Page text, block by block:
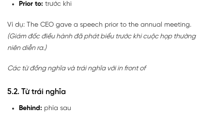
Prior to: trước khi
Ví dụ: The CEO gave a speech prior to the annual meeting.
(Giám đốc điều hành đã phát biểu trước khi cuộc họp thường
niên diễn ra.)
Các từ đồng nghĩa và trái nghĩa với in front of
5.2. Từ trái nghĩa
Behind: phía sau